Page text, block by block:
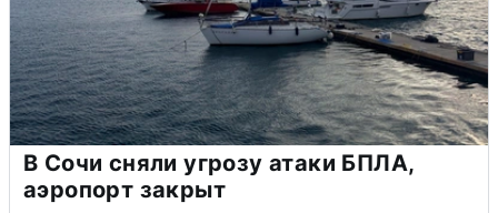
В Сочи сняли угрозу атаки БПЛА,
аэропорт закрыт